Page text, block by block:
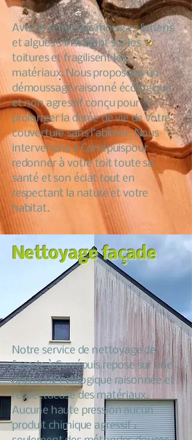
Avec le temps les mousses lichens
et algues s’installent sur les
toitures et fragilisent les
matériaux. Nous proposons un
démoussage raisonné écologique
et non agressif conçu pour
prolonger la durée de vie de votre
couverture sans l’abîmer. Nous
intervenons à Carrépuispour
redonner à votre toit toute sa
santé et son éclat tout en
respectant la nature et votre
habitat.
Nettoyage façade
Notre service de nettoyage de
façade à Carrépuis repose sur une
approche écologique raisonnée et
respectueuse des matériaux.
Aucune haute pression aucun
produit chimique agressif :